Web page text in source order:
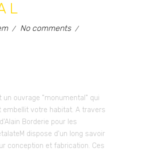
No comments
un ouvrage "monumental" qui
embellit votre habitat. A travers
Borderie pour les
dispose d'un long savoir
conception et fabrication. Ces